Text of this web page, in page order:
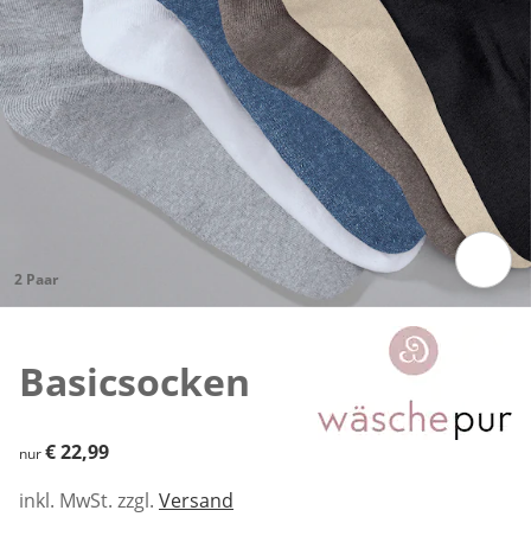
2 Paar
Basicsocken
€ 22,99
nur€ 22,99
inkl. MwSt. zzgl. Versand